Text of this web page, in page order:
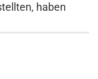
haben